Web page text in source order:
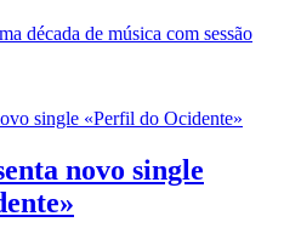
década de música com sessão
novo single